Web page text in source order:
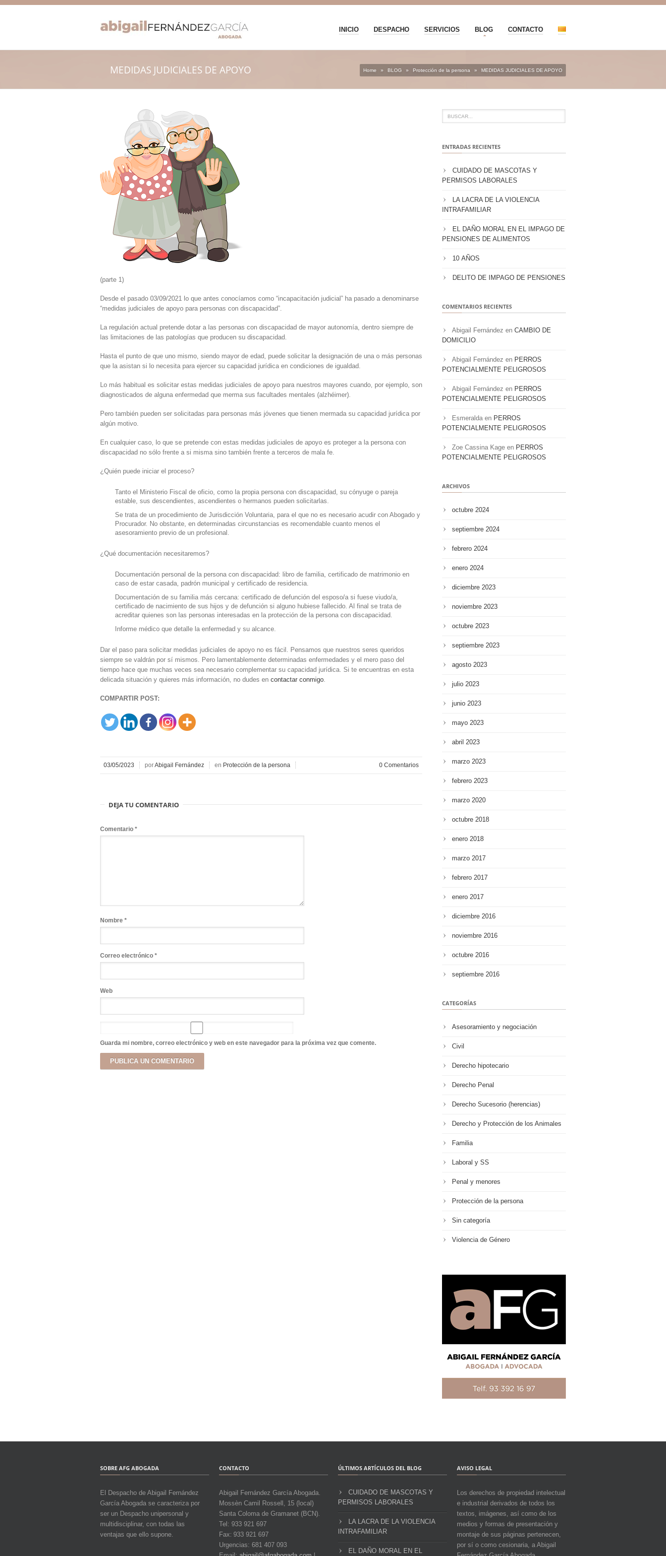
INICIO DESPACHO SERVICIOS BLOG CONTACTO
MEDIDAS JUDICIALES DE APOYO Home » BLOG » Protección de la persona » MEDIDAS JUDICIALES DE APOYO
(parte 1)
Desde el pasado 03/09/2021 lo que antes conocíamos como “incapacitación judicial” ha pasado a denominarse
“medidas judiciales de apoyo para personas con discapacidad”.
La regulación actual pretende dotar a las personas con discapacidad de mayor autonomía, dentro siempre de
las limitaciones de las patologías que producen su discapacidad.
Hasta el punto de que uno mismo, siendo mayor de edad, puede solicitar la designación de una o más personas
que la asistan si lo necesita para ejercer su capacidad jurídica en condiciones de igualdad.
Lo más habitual es solicitar estas medidas judiciales de apoyo para nuestros mayores cuando, por ejemplo, son
diagnosticados de alguna enfermedad que merma sus facultades mentales (alzhéimer).
Pero también pueden ser solicitadas para personas más jóvenes que tienen mermada su capacidad jurídica por
algún motivo.
En cualquier caso, lo que se pretende con estas medidas judiciales de apoyo es proteger a la persona con
discapacidad no sólo frente a si misma sino también frente a terceros de mala fe.
¿Quién puede iniciar el proceso?
Tanto el Ministerio Fiscal de oficio, como la propia persona con discapacidad, su cónyuge o pareja
estable, sus descendientes, ascendientes o hermanos pueden solicitarlas.
Se trata de un procedimiento de Jurisdicción Voluntaria, para el que no es necesario acudir con Abogado y
Procurador. No obstante, en determinadas circunstancias es recomendable cuanto menos el
asesoramiento previo de un profesional.
¿Qué documentación necesitaremos?
Documentación personal de la persona con discapacidad: libro de familia, certificado de matrimonio en
caso de estar casada, padrón municipal y certificado de residencia.
Documentación de su familia más cercana: certificado de defunción del esposo/a si fuese viudo/a,
certificado de nacimiento de sus hijos y de defunción si alguno hubiese fallecido. Al final se trata de
acreditar quienes son las personas interesadas en la protección de la persona con discapacidad.
Informe médico que detalle la enfermedad y su alcance.
Dar el paso para solicitar medidas judiciales de apoyo no es fácil. Pensamos que nuestros seres queridos
siempre se valdrán por sí mismos. Pero lamentablemente determinadas enfermedades y el mero paso del
tiempo hace que muchas veces sea necesario complementar su capacidad jurídica. Si te encuentras en esta
delicada situación y quieres más información, no dudes en contactar conmigo.
COMPARTIR POST:
03/05/2023 porAbigail Fernández en Protección de la persona 0 Comentarios
DEJA TU COMENTARIO
Comentario *
Nombre *
Correo electrónico *
Web
Guarda mi nombre, correo electrónico y web en este navegador para la próxima vez que comente.
ENTRADAS RECIENTES
CUIDADO DE MASCOTAS Y
PERMISOS LABORALES
LA LACRA DE LA VIOLENCIA
INTRAFAMILIAR
EL DAÑO MORAL EN EL IMPAGO DE
PENSIONES DE ALIMENTOS
10 AÑOS
DELITO DE IMPAGO DE PENSIONES
COMENTARIOS RECIENTES
Abigail Fernández en CAMBIO DE
DOMICILIO
Abigail Fernández en PERROS
POTENCIALMENTE PELIGROSOS
Abigail Fernández en PERROS
POTENCIALMENTE PELIGROSOS
Esmeraldaen PERROS
POTENCIALMENTE PELIGROSOS
Zoe Cassina Kage en PERROS
POTENCIALMENTE PELIGROSOS
ARCHIVOS
octubre 2024
septiembre 2024
febrero 2024
enero 2024
diciembre 2023
noviembre 2023
octubre 2023
septiembre 2023
agosto 2023
julio 2023
junio 2023
mayo 2023
abril 2023
marzo 2023
febrero 2023
marzo 2020
octubre 2018
enero 2018
marzo 2017
febrero 2017
enero 2017
diciembre 2016
noviembre 2016
octubre 2016
septiembre 2016
CATEGORÍAS
Asesoramiento y negociación
Civil
Derecho hipotecario
Derecho Penal
Derecho Sucesorio (herencias)
Derecho y Protección de los Animales
Familia
Laboral y SS
Penal y menores
Protección de la persona
Sin categoría
Violencia de Género
SOBRE AFG ABOGADA
El Despacho de Abigail Fernández
García Abogada se caracteriza por
ser un Despacho unipersonal y
multidisciplinar, con todas las
ventajas que ello supone.
CONTACTO
Abigail Fernández García Abogada.
Mossèn Camil Rossell, 15 (local)
Santa Coloma de Gramanet (BCN).
Tel: 933 921 697
Fax: 933 921 697
Urgencias: 681 407 093
ÚLTIMOS ARTÍCULOS DEL BLOG
CUIDADO DE MASCOTAS Y
PERMISOS LABORALES
LA LACRA DE LA VIOLENCIA
INTRAFAMILIAR
EL DAÑO MORAL EN EL
AVISO LEGAL
Los derechos de propiedad intelectual
e industrial derivados de todos los
textos, imágenes, así como de los
medios y formas de presentación y
montaje de sus páginas pertenecen,
por sí o como cesionaria, a Abigail